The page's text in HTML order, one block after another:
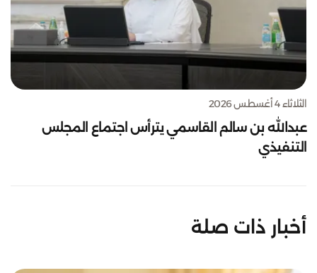
الثلاثاء 4 أغسطس 2026
عبدالله بن سالم القاسمي يترأس اجتماع المجلس
التنفيذي
أخبار ذات صلة